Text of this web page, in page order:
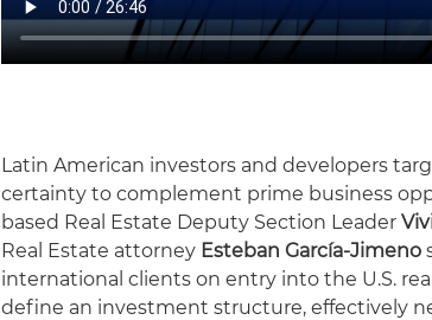
Latin American investors and developers
certainty to complement prime business
based Real Estate Deputy Section Leader
Real Estate attorney Esteban García-Jimeno
international clients on entry into the U.S.
define an investment structure, effectively